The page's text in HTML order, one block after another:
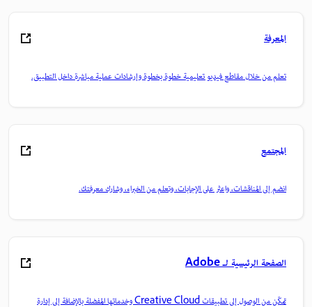
المعرفة
تعلم من خلال مقاطع فيديو تعليمية خطوة بخطوة وإرشادات عملية مباشرة داخل التطبيق.
المجتمع
انضم إلى المناقشات، واعثر على الإجابات، وتعلم من الخبراء، وشارك معرفتك.
الصفحة الرئيسية لـ Adobe
تمكّن من الوصول إلى تطبيقات Creative Cloud وخدماتها المفضلة بالإضافة إلى إدارة